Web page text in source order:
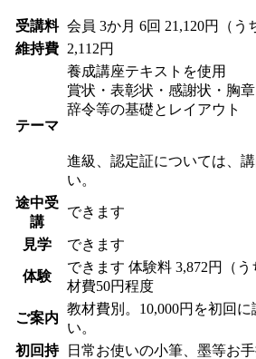
受講料 会員 3か月 6回 21,120円（う
維持費
2,112円
テーマ
養成講座テキストを使用
賞状・表彰状・感謝状・胸章
辞令等の基礎とレイアウト
進級、認定証については、
い。
途中受
講
できます
見学 できます
体験
できます 体験料 3,872円（う
材費50円程度
ご案内
教材費別。10,000円を初回
い。
初回持
日常お使いの小筆、墨等お